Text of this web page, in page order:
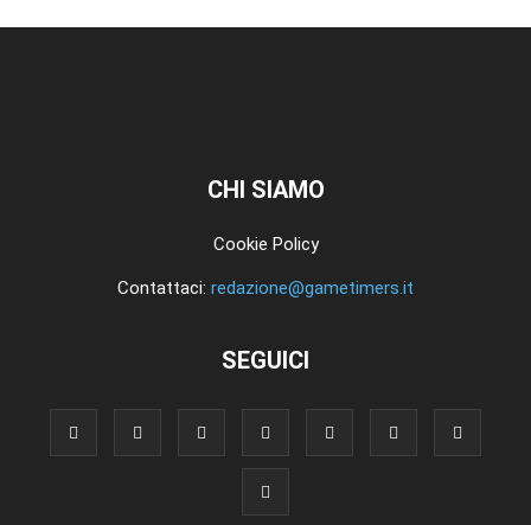
CHI SIAMO
Cookie Policy
Contattaci: redazione@gametimers.it
SEGUICI